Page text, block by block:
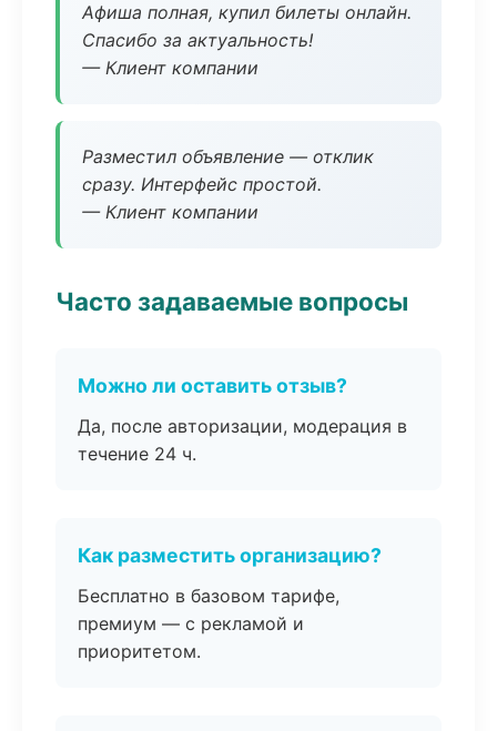
Афиша полная, купил билеты онлайн.
Спасибо за актуальность!
— Клиент компании
Разместил объявление — отклик
сразу. Интерфейс простой.
— Клиент компании
Часто задаваемые вопросы
Можно ли оставить отзыв?
Да, после авторизации, модерация в
течение 24 ч.
Как разместить организацию?
Бесплатно в базовом тарифе,
премиум — с рекламой и
приоритетом.